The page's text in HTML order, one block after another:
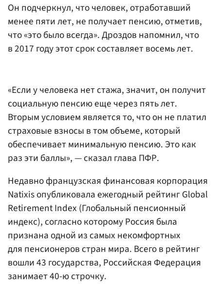
Он подчеркнул, что человек, отработавший
менее пяти лет, не получает пенсию, отметив,
что «это было всегда». Дроздов напомнил, что
в 2017 году этот срок составляет восемь лет.
«Если у человека нет стажа, значит, он получит
социальную пенсию еще через пять лет.
Вторым условием является то, что он не платил
страховые взносы в том объеме, который
обеспечивает минимальную пенсию. Это как
раз эти баллы», — сказал глава ПФР.
Недавно французская финансовая корпорация
Natixis опубликовала ежегодный рейтинг Global
Retirement Index (Глобальный пенсионный
индекс), согласно которому Россия была
признана одной из самых некомфортных
для пенсионеров стран мира. Всего в рейтинг
вошли 43 государства, Российская Федерация
занимает 40-ю строчку.